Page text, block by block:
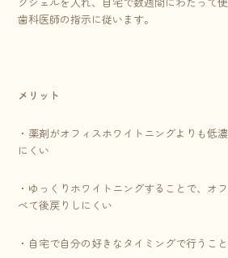
歯科医師の指示に従います。
メリット
・薬剤がオフィスホワイトニングよりも低
にくい
・ゆっくりホワイトニングすることで、オ
べて後戻りしにくい
・自宅で自分の好きなタイミングで行うこ